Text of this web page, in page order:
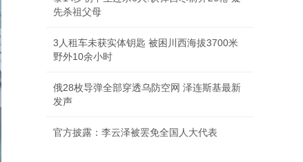
先杀祖父母
3人租车未获实体钥匙 被困川西海拔3700米
野外10余小时
俄28枚导弹全部穿透乌防空网 泽连斯基最新
发声
官方披露：李云泽被罢免全国人大代表